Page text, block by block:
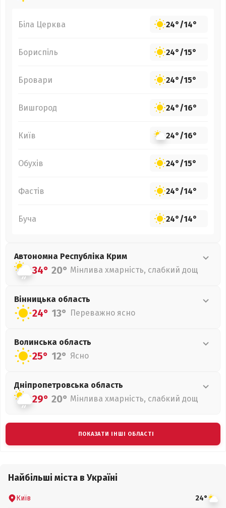
Біла Церква 24°/14°
Бориспіль 24°/15°
Бровари 24°/15°
Вишгород 24°/16°
Київ 24°/16°
Обухів 24°/15°
Фастів 24°/14°
Буча 24°/14°
Автономна Республіка Крим
34° 20° Мінлива хмарність, слабкий дощ
Вінницька область
24° 13° Переважно ясно
Волинська область
25° 12° Ясно
Дніпропетровська область
29° 20° Мінлива хмарність, слабкий дощ
ПОКАЗАТИ ІНШІ ОБЛАСТІ
Найбільші міста в Україні
Київ 24°